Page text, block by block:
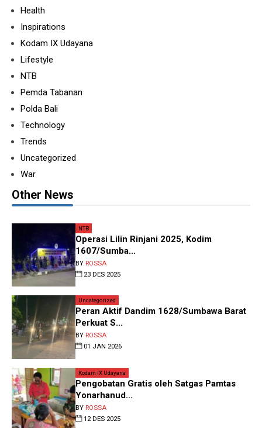
Health
Inspirations
Kodam IX Udayana
Lifestyle
NTB
Pemda Tabanan
Polda Bali
Technology
Trends
Uncategorized
War
Other News
NTB
‎Operasi Lilin Rinjani 2025, Kodim
1607/Sumba...
BY ROSSA
23 DES 2025
Uncategorized
Peran Aktif Dandim 1628/Sumbawa Barat
Perkuat S...
BY ROSSA
01 JAN 2026
Kodam IX Udayana
Pengobatan Gratis oleh Satgas Pamtas
Yonarhanud...
BY ROSSA
12 DES 2025